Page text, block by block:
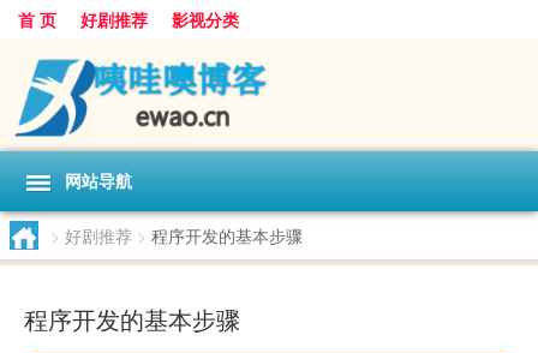
首 页 好剧推荐 影视分类
网站导航
> 好剧推荐 > 程序开发的基本步骤
程序开发的基本步骤